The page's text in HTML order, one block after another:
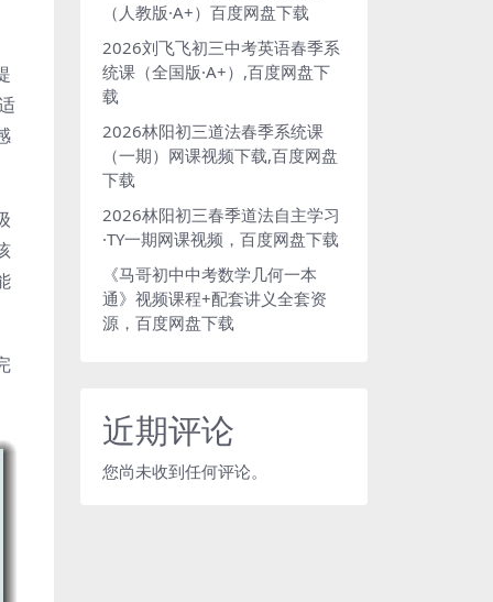
（人教版·A+）百度网盘下载
2026刘飞飞初三中考英语春季系
统课（全国版·A+）,百度网盘下
载
2026林阳初三道法春季系统课
（一期）网课视频下载,百度网盘
下载
2026林阳初三春季道法自主学习
·TY一期网课视频，百度网盘下载
《马哥初中中考数学几何一本
通》视频课程+配套讲义全套资
源，百度网盘下载
近期评论
您尚未收到任何评论。